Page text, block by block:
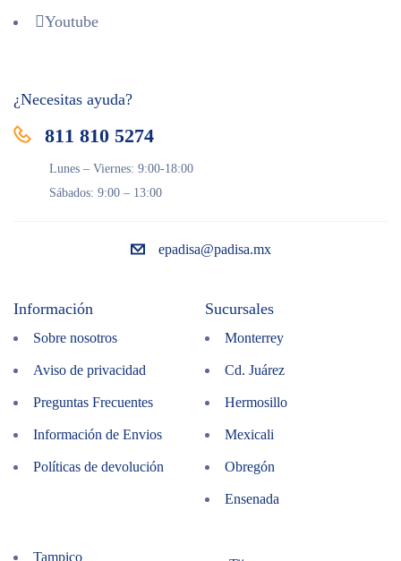
Youtube
¿Necesitas ayuda?
811 810 5274
Lunes – Viernes: 9:00-18:00
Sábados: 9:00 – 13:00
epadisa@padisa.mx
Información
Sobre nosotros
Aviso de privacidad
Preguntas Frecuentes
Información de Envios
Políticas de devolución
Sucursales
Monterrey
Cd. Juárez
Hermosillo
Mexicali
Obregón
Ensenada
Tampico